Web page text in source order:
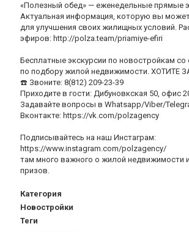
«Полезный обед» — еженедельные прямые
Актуальная информация, которую вы
для улучшения своих жилищных условий.
эфиров: http://polza.team/priamiye-efiri
Бесплатные экскурсии по новостройкам со
по подбору жилой недвижимости. ХОТИТЕ
☎️ Звоните: 8(812) 209-23-39
Приходите в гости: Дибуновкская 50, офис
Задавайте вопросы в Whatsapp/Viber/
Вконтакте: https://vk.com/polzagency
Подписывайтесь на наш Инстаграм:
https://www.instagram.com/polzagency/
там много важного о жилой недвижимости
призов.
Категория
Новостройки
Теги